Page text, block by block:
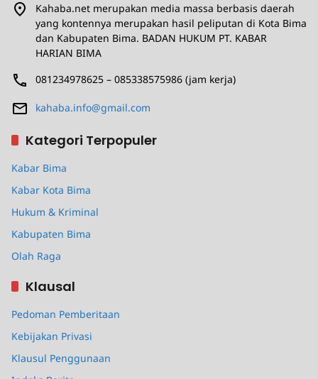
Kahaba.net merupakan media massa berbasis daerah
yang kontennya merupakan hasil peliputan di Kota Bima
dan Kabupaten Bima. BADAN HUKUM PT. KABAR
HARIAN BIMA
081234978625 – 085338575986 (jam kerja)
kahaba.info@gmail.com
Kategori Terpopuler
Kabar Bima
Kabar Kota Bima
Hukum & Kriminal
Kabupaten Bima
Olah Raga
Klausal
Pedoman Pemberitaan
Kebijakan Privasi
Klausul Penggunaan